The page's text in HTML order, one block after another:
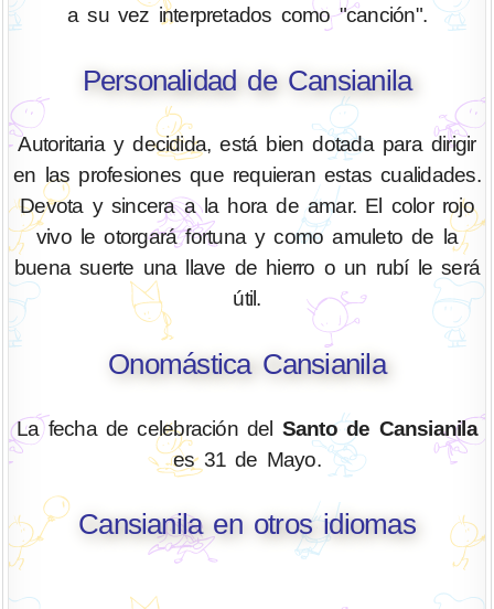
a su vez interpretados como "canción".
Personalidad de Cansianila
Autoritaria y decidida, está bien dotada para dirigir
en las profesiones que requieran estas cualidades.
Devota y sincera a la hora de amar. El color rojo
vivo le otorgará fortuna y como amuleto de la
buena suerte una llave de hierro o un rubí le será
útil.
Onomástica Cansianila
La fecha de celebración del Santo de Cansianila
es 31 de Mayo.
Cansianila en otros idiomas